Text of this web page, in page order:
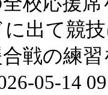
出て競
戦の練
05-14